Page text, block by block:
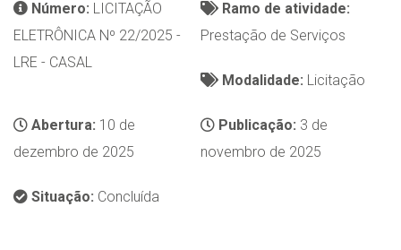
Número: LICITAÇÃO
ELETRÔNICA Nº 22/2025 -
LRE - CASAL
Ramo de atividade:
Prestação de Serviços
Modalidade: Licitação
Abertura: 10 de
dezembro de 2025
Publicação: 3 de
novembro de 2025
Situação: Concluída